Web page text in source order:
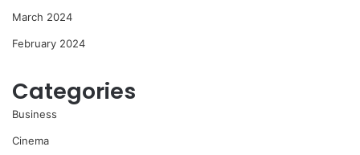
March 2024
February 2024
Categories
Business
Cinema